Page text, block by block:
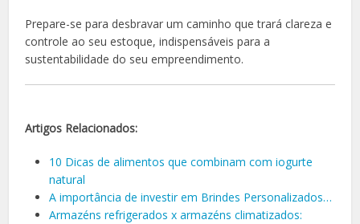
Prepare-se para desbravar um caminho que trará clareza e
controle ao seu estoque, indispensáveis para a
sustentabilidade do seu empreendimento.
Artigos Relacionados:
10 Dicas de alimentos que combinam com iogurte
natural
A importância de investir em Brindes Personalizados…
Armazéns refrigerados x armazéns climatizados: